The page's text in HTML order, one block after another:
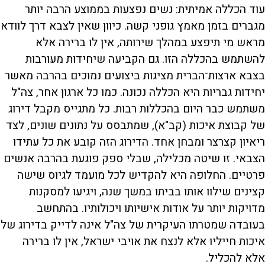
עוד הכללה אמיתית: נשים נפצעות בממוצע הרבה יותר
מגברים בזמן מאמץ גופני קשה. כיוון שאין לצבא דרך לוודא
מראש מי תיפצע במהלך שירותה, אין לו ברירה אלא
להשתמש בהכללה הזו. גם הקביעה שיחידות מעורבות
בצבא ארצות־הברית מציגות ביצועים נמוכים בהרבה מאשר
יחידות גבריות היא הכללה נכונה. כמו כל ארגון אחר, צה"ל
משתמש כבר היום בהכללות רבות. כל מתגייס מקבל דירוג
של קבוצת איכות (קב"א), שמתבסס על נתונים שונים, לצד
ריאיון קצרצר ומבחן אחד. הדירוג הזה קובע את כל עתידו
הצבאי. זו שיטה מכלילה, שבלי ספק פוגעת בהרבה אנשים
פרטיים. החלופה היא להקדיש לכל מועמד לגיוס שישה
קצינים שילוו אותו בביתו במשך שנה, ויגיעו למסקנות
מדויקות יותר על אודות אישיותו ויכולותיו. בהתחשב
בעובדה שמטרתו העיקרית של צה"ל אינה לדייק בדירוג של
איכות חייליו אלא לנצח את אויבי ישראל, אין לו ברירה
אלא להכליל.